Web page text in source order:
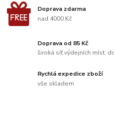
Doprava zdarma
nad 4000 Kč
Doprava od 85 Kč
široká síť výdejních míst,
Rychlá expedice zboží
vše skladem